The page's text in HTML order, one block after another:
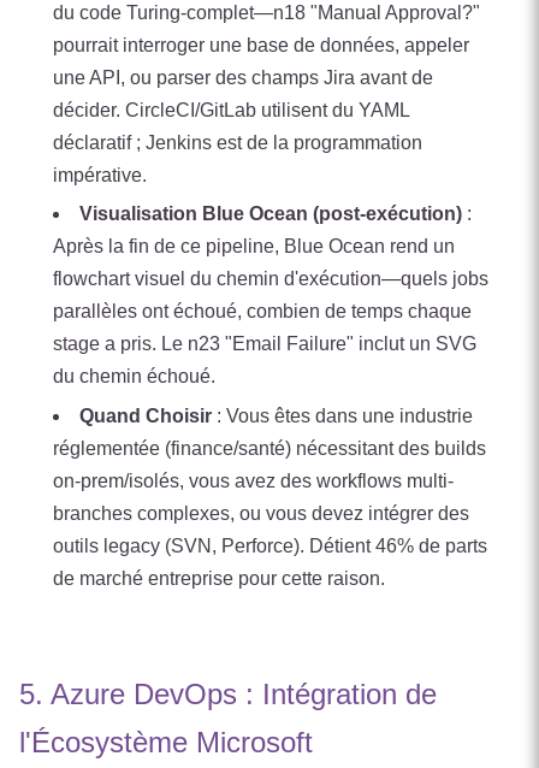
du code Turing-complet—n18 "Manual Approval?"
pourrait interroger une base de données, appeler
une API, ou parser des champs Jira avant de
décider. CircleCI/GitLab utilisent du YAML
déclaratif ; Jenkins est de la programmation
impérative.
Visualisation Blue Ocean (post-exécution) :
Après la fin de ce pipeline, Blue Ocean rend un
flowchart visuel du chemin d'exécution—quels jobs
parallèles ont échoué, combien de temps chaque
stage a pris. Le n23 "Email Failure" inclut un SVG
du chemin échoué.
Quand Choisir : Vous êtes dans une industrie
réglementée (finance/santé) nécessitant des builds
on-prem/isolés, vous avez des workflows multi-
branches complexes, ou vous devez intégrer des
outils legacy (SVN, Perforce). Détient 46% de parts
de marché entreprise pour cette raison.
5. Azure DevOps : Intégration de
l'Écosystème Microsoft